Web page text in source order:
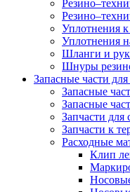
Уплотнения
Уплотнения
Шланги и
Шнуры
Запасные части
Запасные
Запасные
Запчасти для
Запчасти к
Расходные
Клип